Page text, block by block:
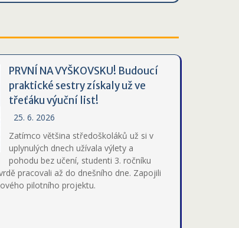
PRVNÍ NA VYŠKOVSKU! Budoucí
praktické sestry získaly už ve
třeťáku výuční list!
25. 6. 2026
Zatímco většina středoškoláků už si v
uplynulých dnech užívala výlety a
pohodu bez učení, studenti 3. ročníku
pracovali až do dnešního dne. Zapojili
pilotního projektu.